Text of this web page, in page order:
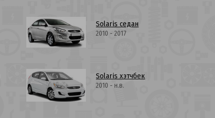
Solaris седан
2010 - 2017
Solaris хэтчбек
2010 - н.в.